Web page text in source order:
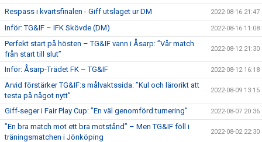
Respass i kvartsfinalen - Giff utslaget ur DM 2022-08-16 21:47
Inför: TG&IF – IFK Skövde (DM) 2022-08-16 11:08
Perfekt start på hösten – TG&IF vann i Åsarp: ”Vår match
från start till slut”
2022-08-12 21:30
Inför: Åsarp-Trädet FK – TG&IF 2022-08-12 16:18
Arvid förstärker TG&IF:s målvaktssida: ”Kul och lärorikt att
testa på något nytt”
2022-08-09 13:15
Giff-seger i Fair Play Cup: ”En väl genomförd turnering” 2022-08-07 20:36
”En bra match mot ett bra motstånd” – Men TG&IF föll i
träningsmatchen i Jönköping
2022-08-02 22:30